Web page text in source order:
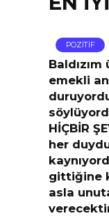
POZİTİF
emekli
HİÇBİR
her
gittiğine
asla